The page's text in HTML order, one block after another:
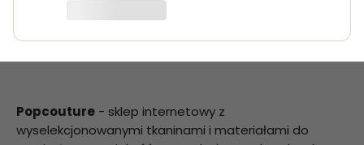
Popcouture - sklep internetowy z
wyselekcjonowanymi tkaninami i materiałami do